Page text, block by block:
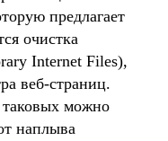
предлагает
очистка
Intеrnеt Filеs),
веб-страниц.
таковых можно
наплыва